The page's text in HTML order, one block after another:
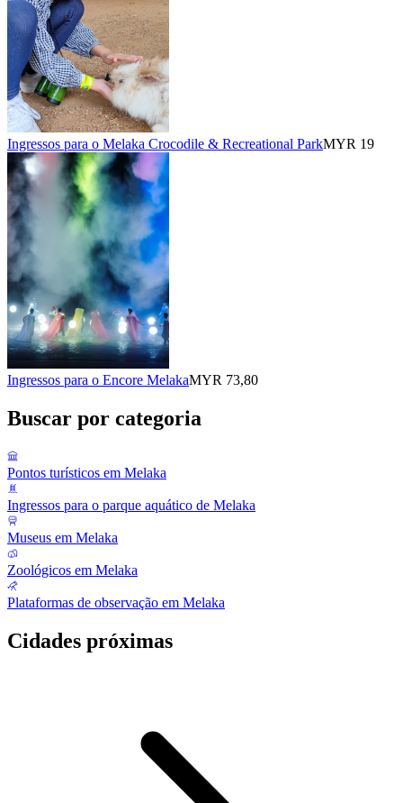
Ingressos para o Melaka Crocodile & Recreational ParkMYR 19
Ingressos para o Encore MelakaMYR 73,80
Buscar por categoria
Pontos turísticos em Melaka
Ingressos para o parque aquático de Melaka
Museus em Melaka
Zoológicos em Melaka
Plataformas de observação em Melaka
Cidades próximas